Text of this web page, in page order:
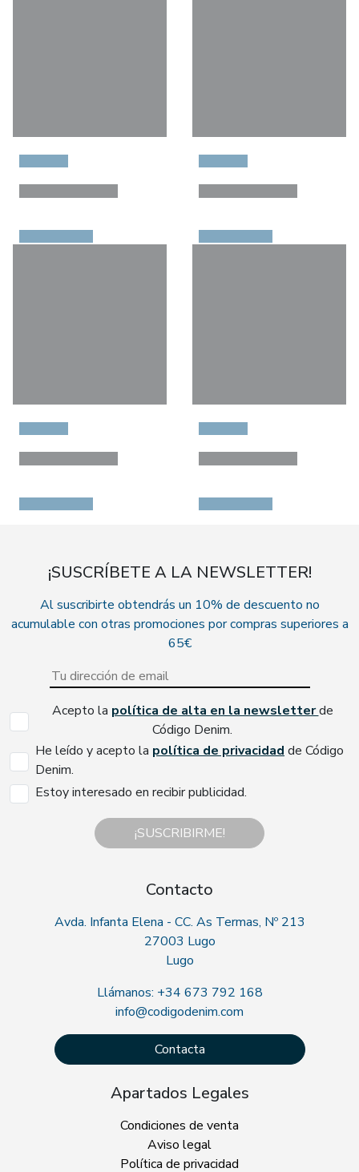
¡SUSCRÍBETE A LA NEWSLETTER!
Al suscribirte obtendrás un 10% de descuento no
acumulable con otras promociones por compras superiores a
65€
Acepto la política de alta en la newsletterde
Código Denim.
He leído y acepto la política de privacidadde Código
Denim.
Estoy interesado en recibir publicidad.
¡SUSCRIBIRME!
Contacto
Avda. Infanta Elena - CC. As Termas, Nº 213
27003 Lugo
Lugo
Llámanos: +34 673 792 168
info@codigodenim.com
Contacta
Apartados Legales
Condiciones de venta
Aviso legal
Política de privacidad